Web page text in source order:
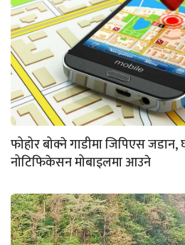
फोहोर बोक्ने गाडीमा जिपिएस
नोटिफिकेसन मोबाइलमा आउने